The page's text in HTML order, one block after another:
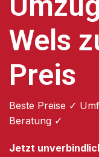
Wels
Preis
Beste Preise ✓
Beratung ✓
Jetzt